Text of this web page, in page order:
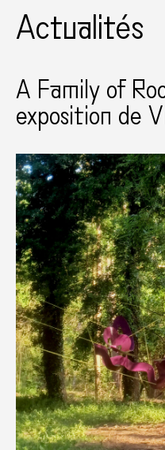
Actualités
A Family of
exposition de